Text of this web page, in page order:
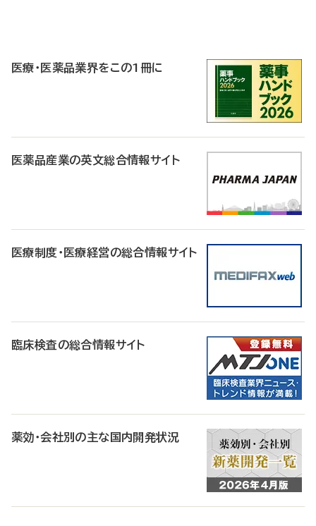
医療・医薬品業界をこの1冊に
医薬品産業の英文総合情報サイト
医療制度・医療経営の総合情報サイト
臨床検査の総合情報サイト
薬効・会社別の主な国内開発状況